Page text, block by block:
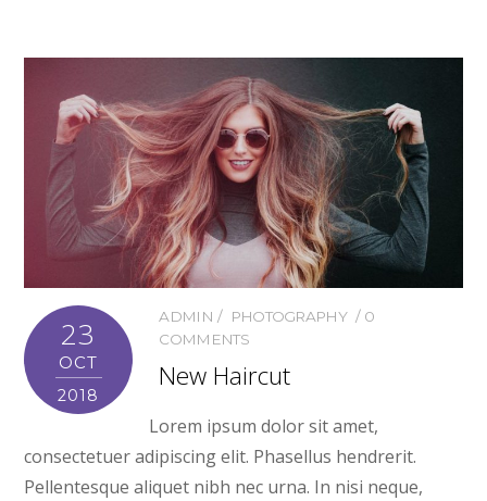
23
OCT
2018
ADMIN PHOTOGRAPHY
0
COMMENTS
New Haircut
Lorem ipsum dolor sit amet,
consectetuer adipiscing elit. Phasellus hendrerit.
Pellentesque aliquet nibh nec urna. In nisi neque,